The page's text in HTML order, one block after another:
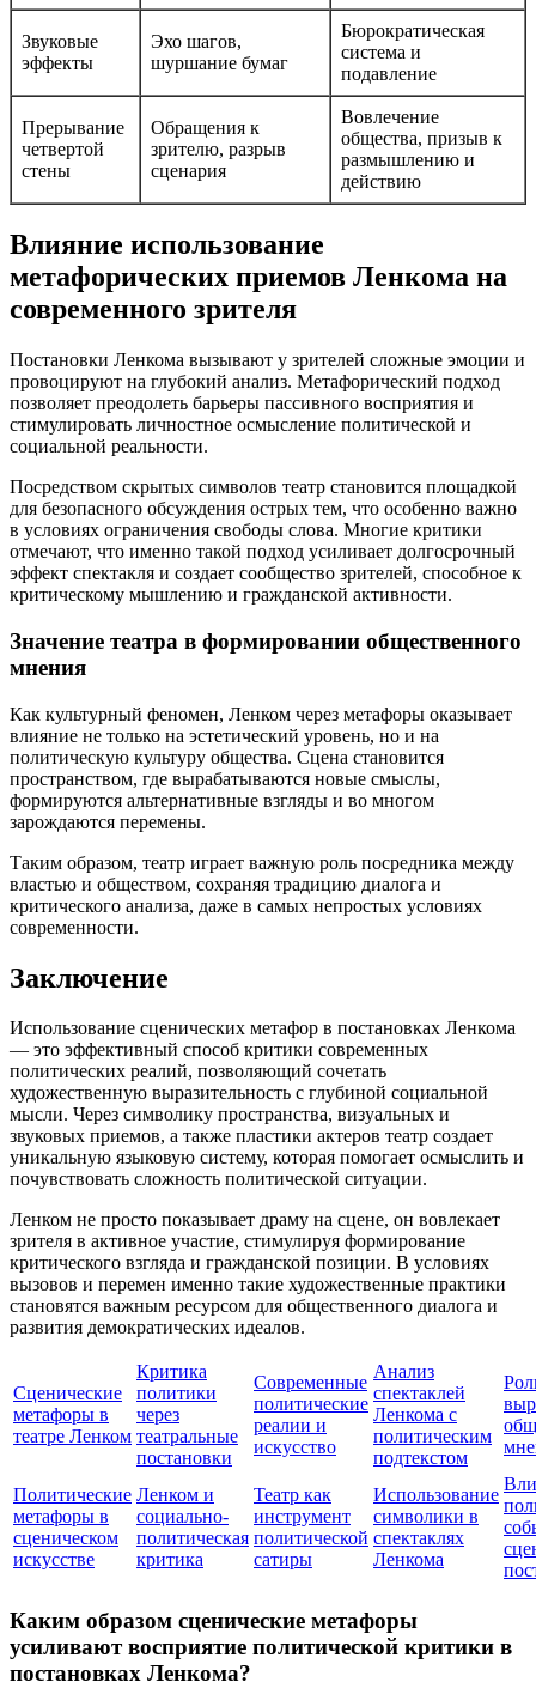
Звуковые
эффекты
Эхо шагов,
шуршание бумаг
Бюрократическая
система и
подавление
Прерывание
четвертой
стены
Обращения к
зрителю, разрыв
сценария
Вовлечение
общества, призыв к
размышлению и
действию
Влияние использование
метафорических приемов Ленкома на
современного зрителя
Постановки Ленкома вызывают у зрителей сложные эмоции и
провоцируют на глубокий анализ. Метафорический подход
позволяет преодолеть барьеры пассивного восприятия и
стимулировать личностное осмысление политической и
социальной реальности.
Посредством скрытых символов театр становится площадкой
для безопасного обсуждения острых тем, что особенно важно
в условиях ограничения свободы слова. Многие критики
отмечают, что именно такой подход усиливает долгосрочный
эффект спектакля и создает сообщество зрителей, способное к
критическому мышлению и гражданской активности.
Значение театра в формировании общественного
мнения
Как культурный феномен, Ленком через метафоры оказывает
влияние не только на эстетический уровень, но и на
политическую культуру общества. Сцена становится
пространством, где вырабатываются новые смыслы,
формируются альтернативные взгляды и во многом
зарождаются перемены.
Таким образом, театр играет важную роль посредника между
властью и обществом, сохраняя традицию диалога и
критического анализа, даже в самых непростых условиях
современности.
Заключение
Использование сценических метафор в постановках Ленкома
— это эффективный способ критики современных
политических реалий, позволяющий сочетать
художественную выразительность с глубиной социальной
мысли. Через символику пространства, визуальных и
звуковых приемов, а также пластики актеров театр создает
уникальную языковую систему, которая помогает осмыслить и
почувствовать сложность политической ситуации.
Ленком не просто показывает драму на сцене, он вовлекает
зрителя в активное участие, стимулируя формирование
критического взгляда и гражданской позиции. В условиях
вызовов и перемен именно такие художественные практики
становятся важным ресурсом для общественного диалога и
развития демократических идеалов.
Сценические
метафоры в
театре Ленком
Критика
политики
через
театральные
постановки
Современные
политические
реалии и
искусство
Анализ
спектаклей
Ленкома с
политическим
подтекстом
Политические
метафоры в
сценическом
искусстве
Ленком и
социально-
политическая
критика
Театр как
инструмент
политической
сатиры
Использование
символики в
спектаклях
Ленкома
Каким образом сценические метафоры
усиливают восприятие политической критики в
постановках Ленкома?